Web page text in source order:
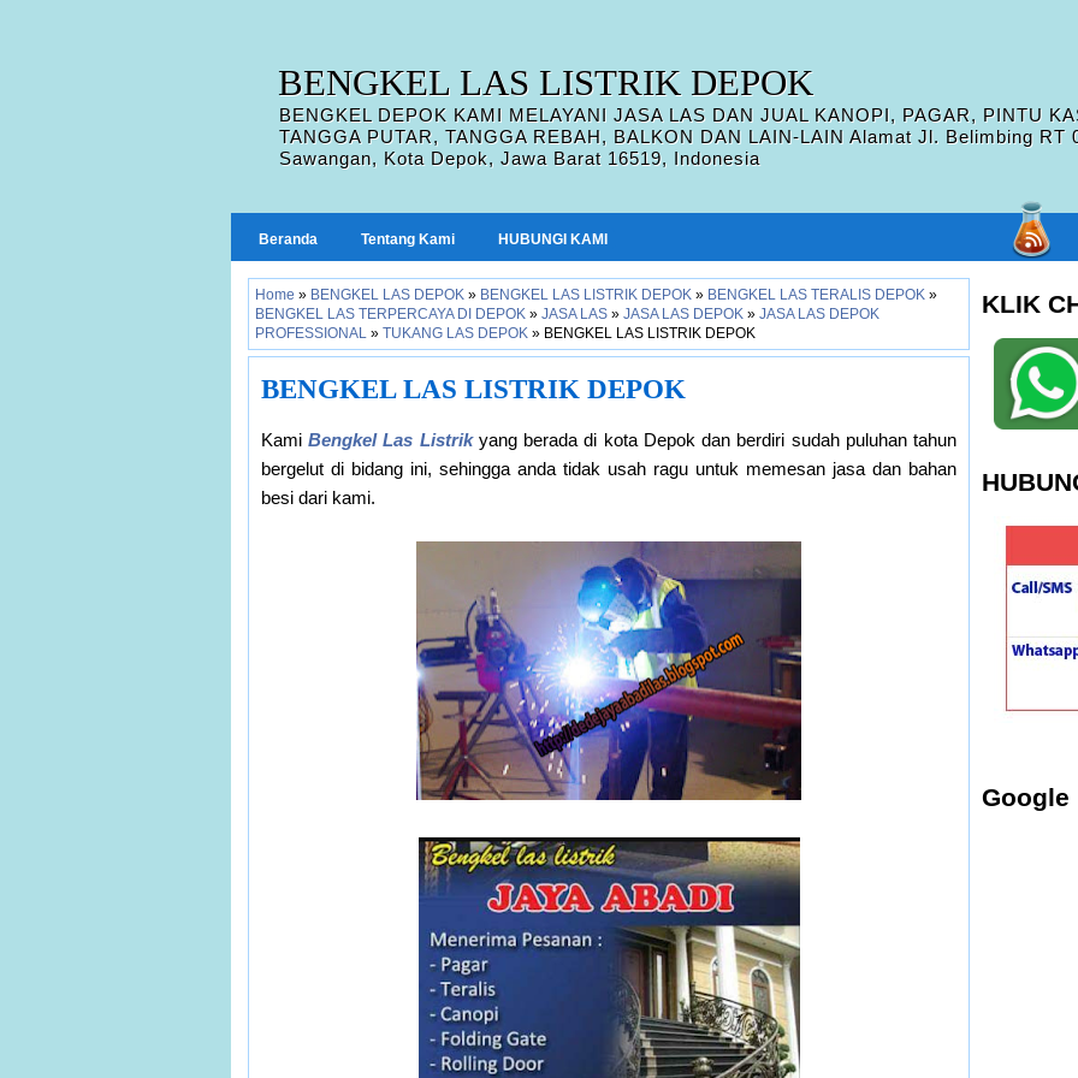
BENGKEL LAS LISTRIK DEPOK
BENGKEL DEPOK KAMI MELAYANI JASA LAS DAN JUAL KANOPI, PAGAR, PINTU
TANGGA PUTAR, TANGGA REBAH, BALKON DAN LAIN-LAIN Alamat Jl. Belimbing RT
Sawangan, Kota Depok, Jawa Barat 16519, Indonesia
Beranda Tentang Kami HUBUNGI KAMI
Home » BENGKEL LAS DEPOK » BENGKEL LAS LISTRIK DEPOK » BENGKEL LAS TERALIS DEPOK »
BENGKEL LAS TERPERCAYA DI DEPOK » JASA LAS » JASA LAS DEPOK » JASA LAS DEPOK
PROFESSIONAL
» TUKANG LAS DEPOK » BENGKEL LAS LISTRIK DEPOK
BENGKEL LAS LISTRIK DEPOK
KamiBengkel Las Listrikyang berada di kota Depok dan berdiri sudah puluhan tahun
bergelut di bidang ini, sehingga anda tidak usah ragu untuk memesan jasa dan bahan
besi dari kami.
KLIK
Google